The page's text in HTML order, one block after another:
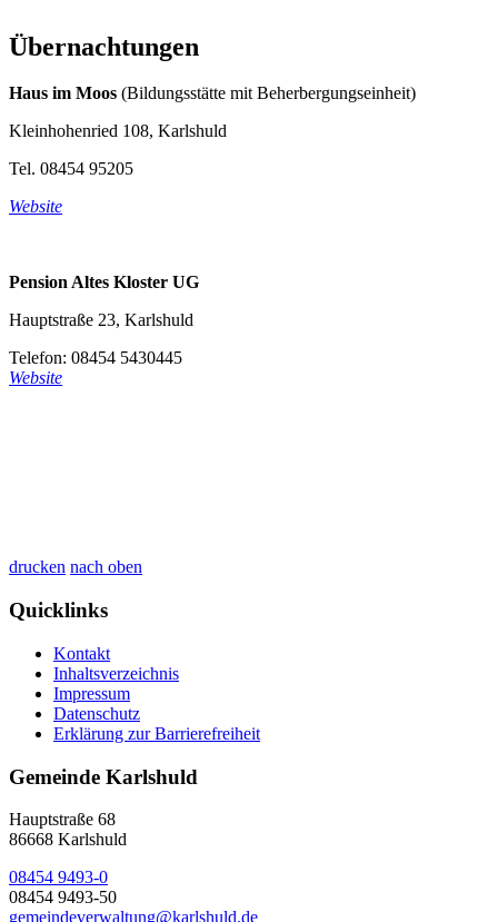
Übernachtungen
Haus im Moos (Bildungsstätte mit Beherbergungseinheit)
Kleinhohenried 108, Karlshuld
Tel. 08454 95205
Website
Pension Altes Kloster UG
Hauptstraße 23, Karlshuld
Telefon: 08454 5430445
Website
drucken nach oben
Quicklinks
Kontakt
Inhaltsverzeichnis
Impressum
Datenschutz
Erklärung zur Barrierefreiheit
Gemeinde Karlshuld
Hauptstraße 68
86668 Karlshuld
08454 9493-0
08454 9493-50
gemeindeverwaltung@karlshuld.de